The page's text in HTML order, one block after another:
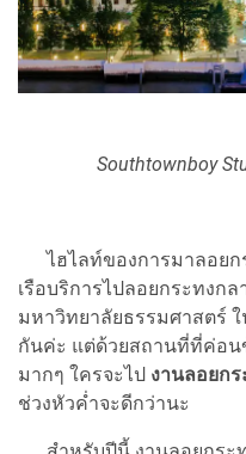
Southtownboy
ไฮไลท์ของการมาลอยก
เรือบริการไปลอยกระทงก
มหาวิทยาลัยธรรมศาสตร์
กันค่ะ แต่ด้วยสถานที่ที่ค่อน
มากๆ ใครจะไป งานลอยก
ช่วงหัวค่ำจะดีกว่านะ